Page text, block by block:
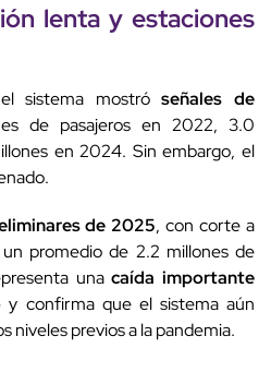
lenta y estaciones
sistema mostróseñales de
de pasajeros en 2022, 3.0
en 2024. Sin embargo, el
de 2025, con corte a
promedio de 2.2 millones de
unacaída importante
y confirma que el sistema aún
niveles previos a la pandemia.